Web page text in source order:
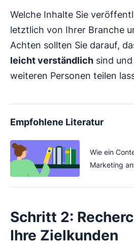
Welche Inhalte Sie
letztlich von Ihrer Branche
Achten sollten Sie darauf,
leicht verständlich sind
weiteren Personen teilen
Empfohlene Literatur
Wie ein
Marketing
Schritt 2:
Ihre Zielkunden